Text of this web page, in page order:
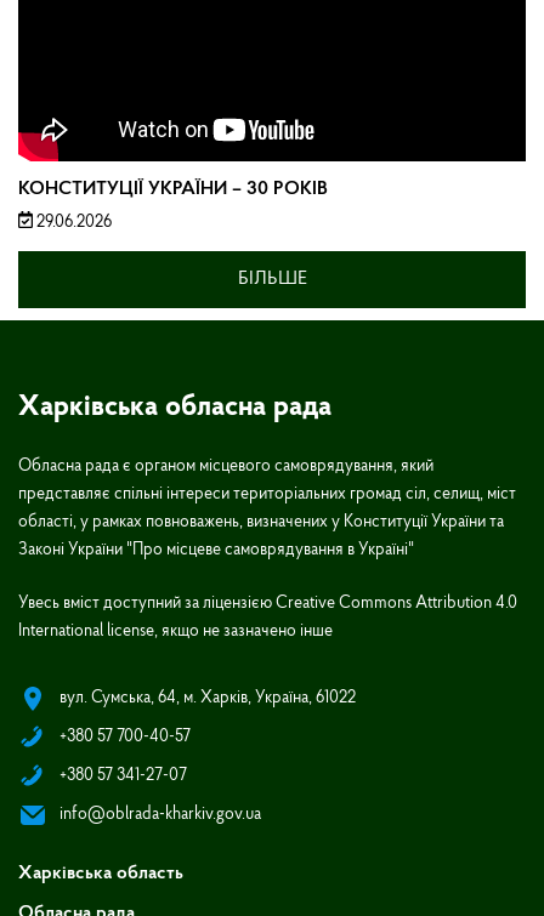
КОНСТИТУЦІЇ УКРАЇНИ – 30 РОКІВ
29.06.2026
БІЛЬШЕ
Харківська обласна рада
Обласна рада є органом місцевого самоврядування, який
представляє спільні інтереси територіальних громад сіл, селищ, міст
області, у рамках повноважень, визначених у Конституції України та
Законі України "Про місцеве самоврядування в Україні"
Увесь вміст доступний за ліцензією Creative Commons Attribution 4.0
International license, якщо не зазначено інше
вул. Сумська, 64, м. Харків, Україна, 61022
+380 57 700-40-57
+380 57 341-27-07
info@oblrada-kharkiv.gov.ua
Харківська область